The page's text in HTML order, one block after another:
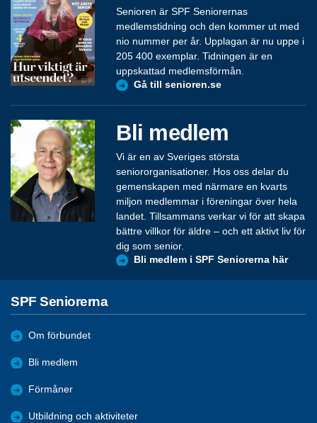
Senioren är SPF Seniorernas
medlemstidning och den kommer ut med
nio nummer per år. Upplagan är nu uppe i
205 400 exemplar. Tidningen är en
uppskattad medlemsförmån.
Gå till senioren.se
Bli medlem
Vi är en av Sveriges största
seniororganisationer. Hos oss delar du
gemenskapen med närmare en kvarts
miljon medlemmar i föreningar över hela
landet. Tillsammans verkar vi för att skapa
bättre villkor för äldre – och ett aktivt liv för
dig som senior.
Bli medlem i SPF Seniorerna här
SPF Seniorerna
Om förbundet
Bli medlem
Förmåner
Utbildning och aktiviteter